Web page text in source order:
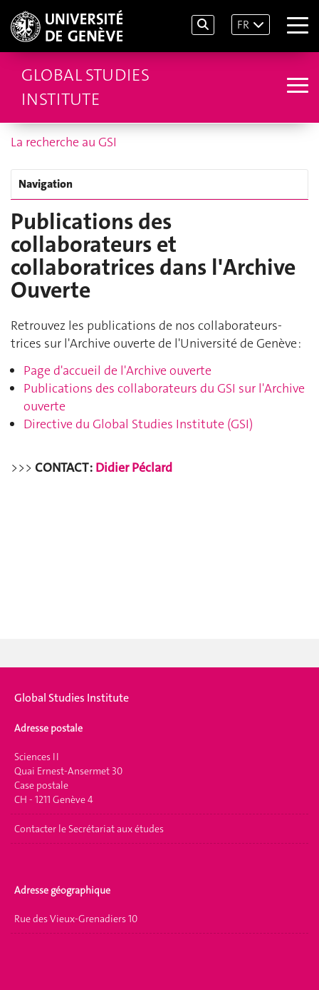
FR
GLOBAL STUDIES
INSTITUTE
La recherche au GSI
Navigation
Publications des
collaborateurs et
collaboratrices dans l'Archive
Ouverte
Retrouvez les publications de nos collaborateurs-
trices sur l'Archive ouverte de l'Université de Genève :
Page d'accueil de l'Archive ouverte
Publications des collaborateurs du GSI sur l'Archive
ouverte
Directive du Global Studies Institute (GSI)
>>> CONTACT : Didier Péclard
Global Studies Institute
Adresse postale
Sciences II
Quai Ernest-Ansermet 30
Case postale
CH - 1211 Genève 4
Contacter le Secrétariat aux études
Adresse géographique
Rue des Vieux-Grenadiers 10